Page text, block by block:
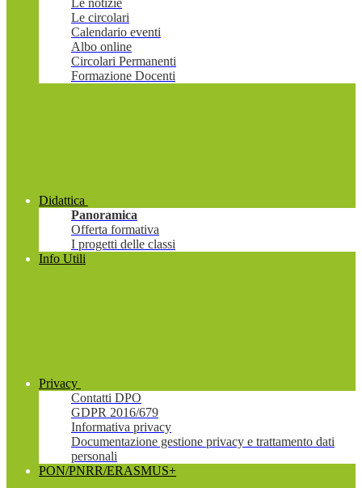
Le notizie
Le circolari
Calendario eventi
Albo online
Circolari Permanenti
Formazione Docenti
Didattica
Panoramica
Offerta formativa
I progetti delle classi
Info Utili
Privacy
Contatti DPO
GDPR 2016/679
Informativa privacy
Documentazione gestione privacy e trattamento dati
personali
PON/PNRR/ERASMUS+